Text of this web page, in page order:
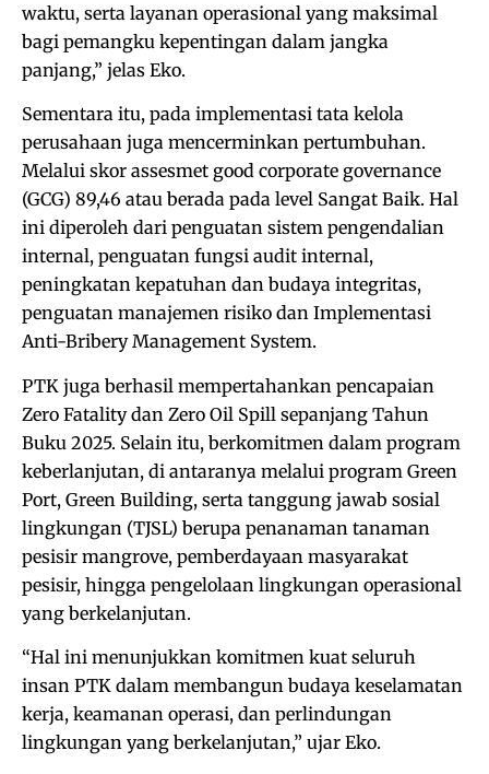
waktu, serta layanan operasional yang maksimal
bagi pemangku kepentingan dalam jangka
panjang,” jelas Eko.
Sementara itu, pada implementasi tata kelola
perusahaan juga mencerminkan pertumbuhan.
Melalui skor assesmet good corporate governance
(GCG) 89,46 atau berada pada level Sangat Baik. Hal
ini diperoleh dari penguatan sistem pengendalian
internal, penguatan fungsi audit internal,
peningkatan kepatuhan dan budaya integritas,
penguatan manajemen risiko dan Implementasi
Anti-Bribery Management System.
PTK juga berhasil mempertahankan pencapaian
Zero Fatality dan Zero Oil Spill sepanjang Tahun
Buku 2025. Selain itu, berkomitmen dalam program
keberlanjutan, di antaranya melalui program Green
Port, Green Building, serta tanggung jawab sosial
lingkungan (TJSL) berupa penanaman tanaman
pesisir mangrove, pemberdayaan masyarakat
pesisir, hingga pengelolaan lingkungan operasional
yang berkelanjutan.
“Hal ini menunjukkan komitmen kuat seluruh
insan PTK dalam membangun budaya keselamatan
kerja, keamanan operasi, dan perlindungan
lingkungan yang berkelanjutan,” ujar Eko.